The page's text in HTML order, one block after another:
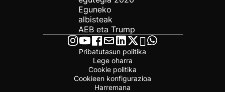
Eguneko
albisteak
AEB eta Trump
Pribatutasun politika
Lege oharra
Cookie politika
Cookieen konfigurazioa
Harremana